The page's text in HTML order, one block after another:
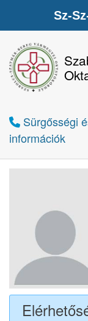
Sürgősségi
információk
Sz-